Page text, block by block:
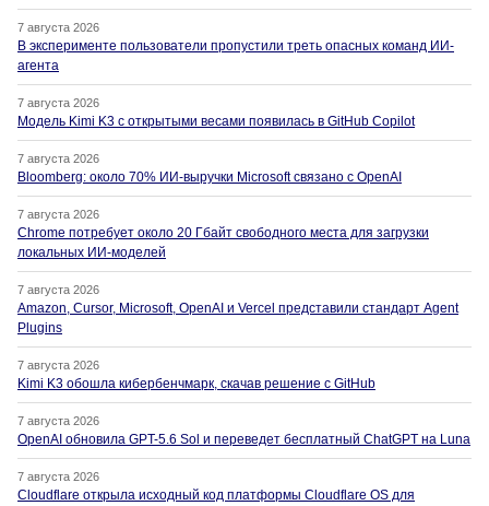
7 августа 2026
В эксперименте пользователи пропустили треть опасных команд ИИ-
агента
7 августа 2026
Модель Kimi K3 с открытыми весами появилась в GitHub Copilot
7 августа 2026
Bloomberg: около 70% ИИ-выручки Microsoft связано с OpenAI
7 августа 2026
Chrome потребует около 20 Гбайт свободного места для загрузки
локальных ИИ-моделей
7 августа 2026
Amazon, Cursor, Microsoft, OpenAI и Vercel представили стандарт Agent
Plugins
7 августа 2026
Kimi K3 обошла кибербенчмарк, скачав решение с GitHub
7 августа 2026
OpenAI обновила GPT-5.6 Sol и переведет бесплатный ChatGPT на Luna
7 августа 2026
Cloudflare открыла исходный код платформы Cloudflare OS для